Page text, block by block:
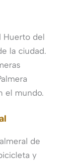
Huerto del
la ciudad.
el mundo.
de
y